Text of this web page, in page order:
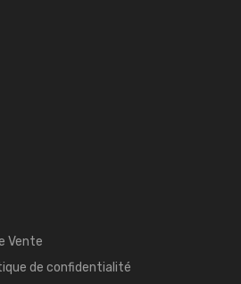
Vente
de confidentialité